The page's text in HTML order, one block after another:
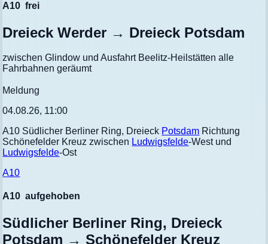
A10 frei
Dreieck Werder → Dreieck Potsdam
zwischen Glindow und Ausfahrt Beelitz-Heilstätten alle
Fahrbahnen geräumt
Meldung
04.08.26, 11:00
A10 Südlicher Berliner Ring, Dreieck Potsdam Richtung
Schönefelder Kreuz zwischen Ludwigsfelde-West und
Ludwigsfelde-Ost
A10
A10 aufgehoben
Südlicher Berliner Ring, Dreieck
Potsdam → Schönefelder Kreuz